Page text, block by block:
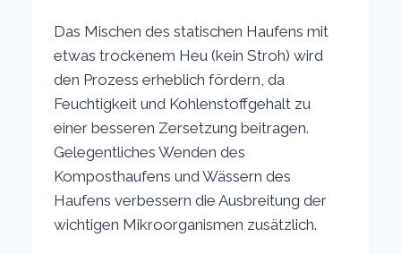
Das Mischen des statischen Haufens mit
etwas trockenem Heu (kein Stroh) wird
den Prozess erheblich fördern, da
Feuchtigkeit und Kohlenstoffgehalt zu
einer besseren Zersetzung beitragen.
Gelegentliches Wenden des
Komposthaufens und Wässern des
Haufens verbessern die Ausbreitung der
wichtigen Mikroorganismen zusätzlich.